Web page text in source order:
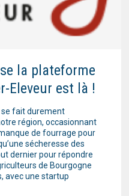
la plateforme
Eleveur est là !
se fait durement
région, occasionnant
de fourrage pour
sécheresse des
dernier pour répondre
de Bourgogne
avec une startup